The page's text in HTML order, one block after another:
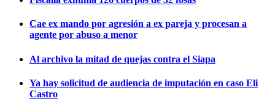
Cae ex mando por agresión a ex pareja y procesan a
agente por abuso a menor
Al archivo la mitad de quejas contra el Siapa
Ya hay solicitud de audiencia de imputación en caso Eli
Castro